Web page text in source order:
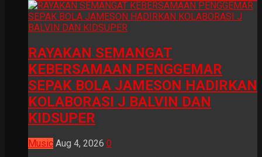
RAYAKAN SEMANGAT
KEBERSAMAAN PENGGEMAR
SEPAK BOLA JAMESON HADIRKAN
KOLABORASI J BALVIN DAN
KIDSUPER
Music Aug 4, 2026 0